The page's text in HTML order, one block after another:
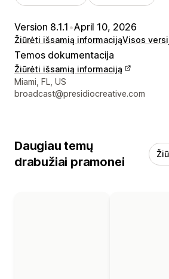
Version 8.1.1 •April 10, 2026
Žiūrėti išsamią informacijąVisos
Temos dokumentacija
Žiūrėti išsamią informaciją
Kūrėjo kontaktiniai duomenys
Miami, FL, US
broadcast@presidiocreative.com
Daugiau temų
drabužiai pramonei